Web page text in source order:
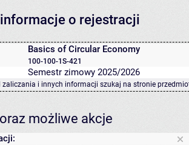
informacje o rejestracji
Basics of Circular Economy
100-100-1S-421
Semestr zimowy 2025/2026
zaliczania i innych informacji szukaj na stronie
możliwe akcje